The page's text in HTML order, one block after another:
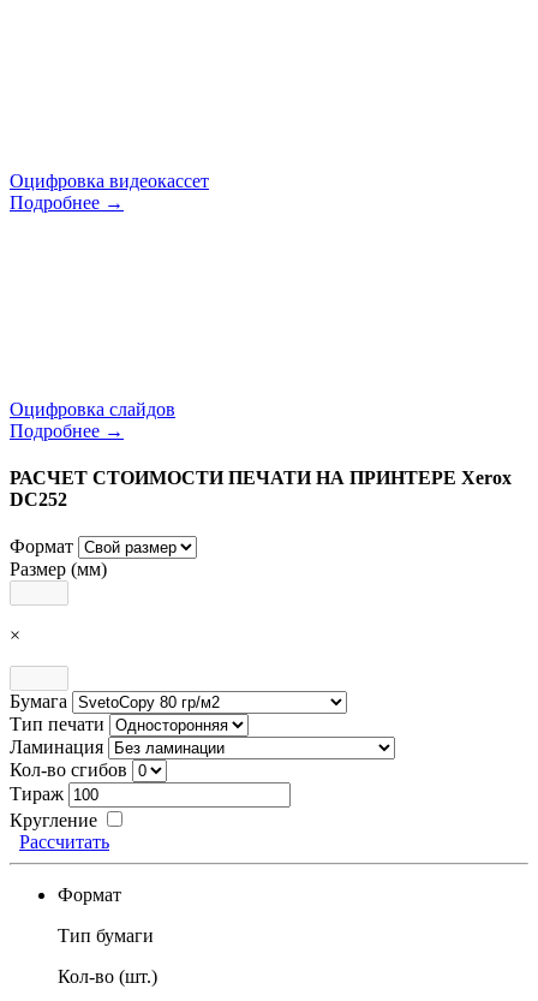
Оцифровка видеокассет
Подробнее →
Оцифровка слайдов
Подробнее →
РАСЧЕТ СТОИМОСТИ ПЕЧАТИ НА ПРИНТЕРЕ Xerox
DC252
Формат
Размер (мм)
×
Бумага
Тип печати
Ламинация
Кол-во сгибов
Тираж
Кругление
Рассчитать
Формат
Тип бумаги
Кол-во (шт.)